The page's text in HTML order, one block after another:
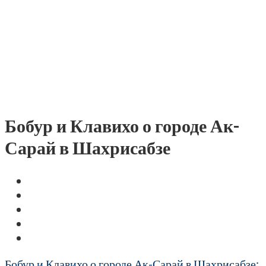
Бобур и Клавихо о городе Ак-
Сарай в Шахрисабзе